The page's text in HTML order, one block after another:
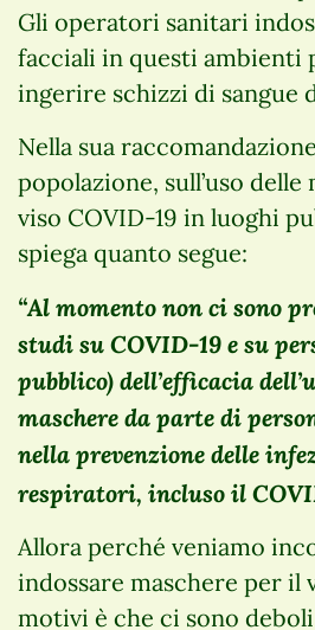
Gli operatori sanitari
facciali in questi ambienti
ingerire schizzi di sangue
Nella sua
popolazione, sull’uso
viso COVID-19 in luoghi
spiega quanto segue:
“Al momento non ci sono
studi su COVID-19 e su
pubblico) dell’efficacia
maschere da parte di
nella prevenzione delle
respiratori, incluso il
Allora perché veniamo
indossare maschere per il
motivi è che ci sono